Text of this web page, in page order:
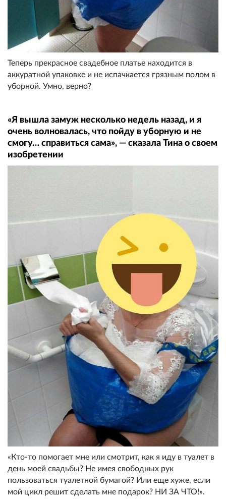
Теперь прекрасное свадебное платье находится в
аккуратной упаковке и не испачкается грязным полом в
уборной. Умно, верно?
«Я вышла замуж несколько недель назад, и я
очень волновалась, что пойду в уборную и не
смогу… справиться сама», — сказала Тина о своем
изобретении
«Кто-то помогает мне или смотрит, как я иду в туалет в
день моей свадьбы? Не имея свободных рук
пользоваться туалетной бумагой? Или еще хуже, если
мой цикл решит сделать мне подарок? НИ ЗА ЧТО!».